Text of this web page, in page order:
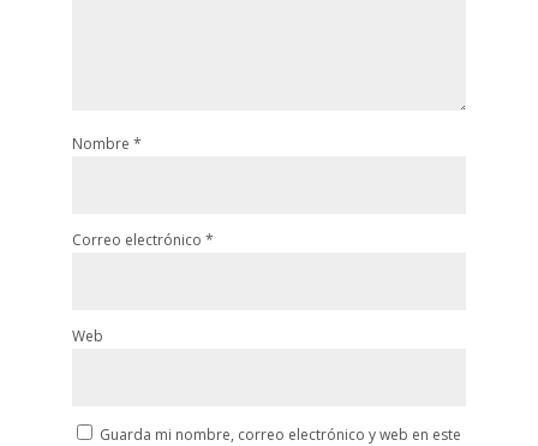
Nombre *
Correo electrónico *
Web
Guarda mi nombre, correo electrónico y web en este